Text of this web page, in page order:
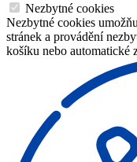
Nezbytné cookies
Nezbytné cookies
stránek a provádění
košíku nebo automatické